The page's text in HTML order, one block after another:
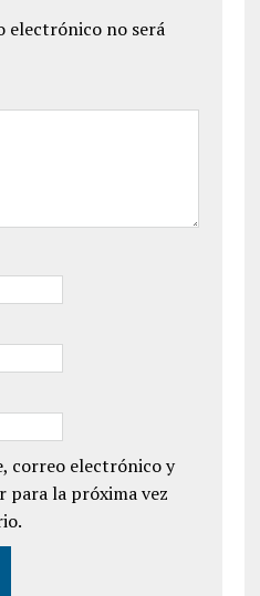
electrónico no será
correo electrónico y
para la próxima vez